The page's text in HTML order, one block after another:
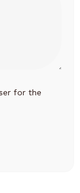
for the